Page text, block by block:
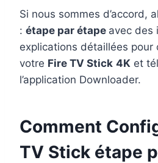
Si nous sommes d’accord,
: étape par étape avec des
explications détaillées pour
votre Fire TV Stick 4K et
l’application Downloader.
Comment
TV Stick étape